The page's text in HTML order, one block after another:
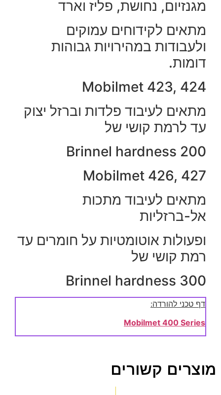
מגנזיום, נחושת, פליז וארד
מתאים לקידוחים עמוקים
ולעבודות במהירויות גבוהות
דומות.
Mobilmet 423, 424
מתאים לעיבוד פלדות וברזל יצוק
עד לרמת קושי של
Brinnel hardness 200
Mobilmet 426, 427
מתאים לעיבוד מתכות
אל-ברזליות
ופעולות אוטומטיות על חומרים עד
רמת קושי של
Brinnel hardness 300
דף טכני להורדה:
Mobilmet 400 Series
מוצרים קשורים